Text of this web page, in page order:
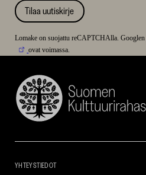
Tilaa uutiskirje
Lomake on suojattu reCAPTCHAlla. Googlen
ovat voimassa.
Suomen
Kulttuurirahasto
YHTEYSTIEDOT